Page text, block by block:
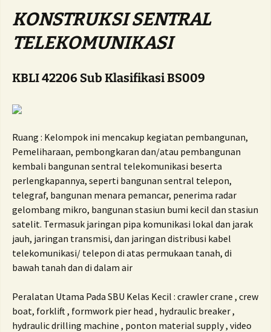
KONSTRUKSI SENTRAL
TELEKOMUNIKASI
KBLI 42206 Sub Klasifikasi BS009
Ruang : Kelompok ini mencakup kegiatan pembangunan,
Pemeliharaan, pembongkaran dan/atau pembangunan
kembali bangunan sentral telekomunikasi beserta
perlengkapannya, seperti bangunan sentral telepon,
telegraf, bangunan menara pemancar, penerima radar
gelombang mikro, bangunan stasiun bumi kecil dan stasiun
satelit. Termasuk jaringan pipa komunikasi lokal dan jarak
jauh, jaringan transmisi, dan jaringan distribusi kabel
telekomunikasi/ telepon di atas permukaan tanah, di
bawah tanah dan di dalam air
Peralatan Utama Pada SBU Kelas Kecil : crawler crane , crew
boat, forklift , formwork pier head , hydraulic breaker ,
hydraulic drilling machine , ponton material supply , video